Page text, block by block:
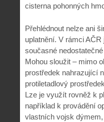
cisterna pohonných
Přehlédnout nelze ani
uplatnění. V rámci
současné
Mohou sloužit – mimo
prostředek nahrazující
protiletadlový
Lze je využít rovněž k
například k provádění
vlastních vojsk